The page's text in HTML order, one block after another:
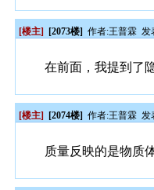
[楼主] [2073楼] 作者:王普霖 发
在前面，我提到了
[楼主] [2074楼] 作者:王普霖 发
质量反映的是物质